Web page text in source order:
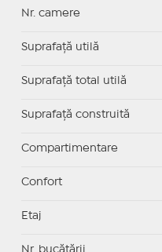
Nr. camere
Suprafaţă utilă
Suprafaţă total utilă
Suprafaţă construită
Compartimentare
Confort
Etaj
Nr. bucătării